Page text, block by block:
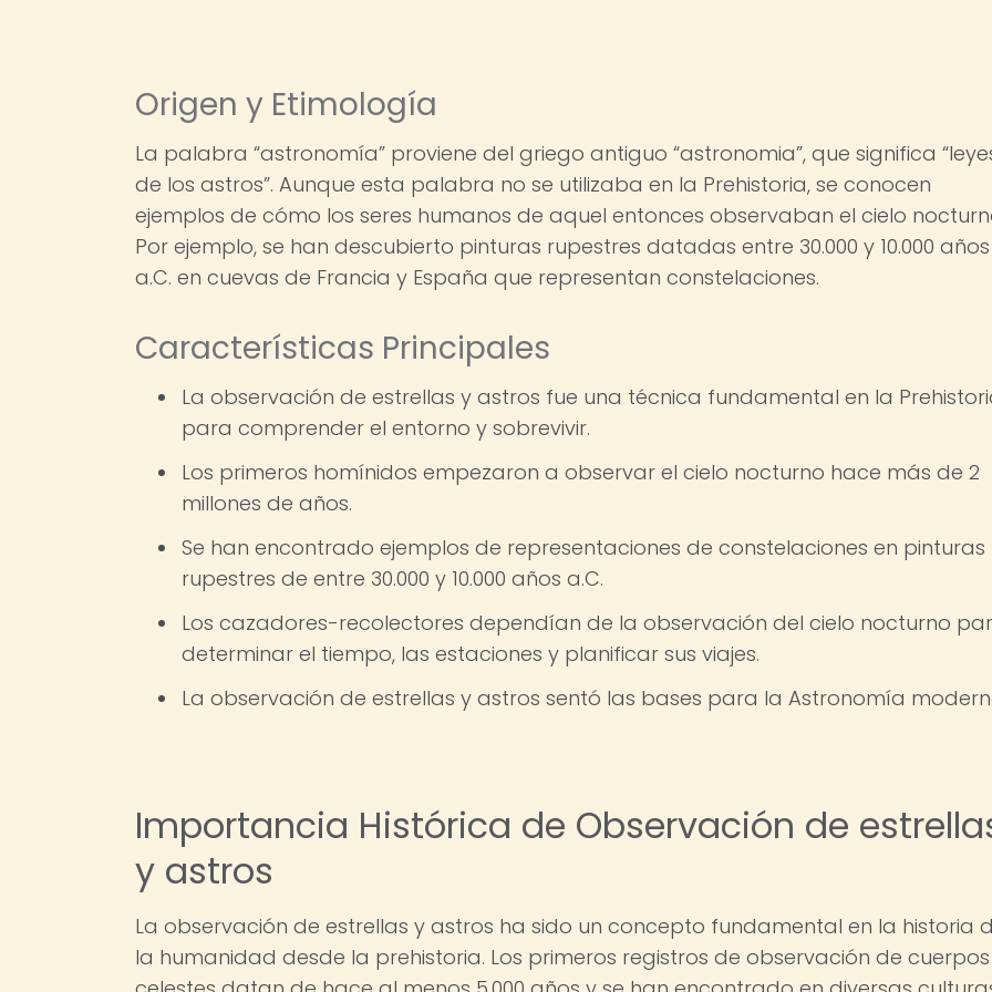
Origen y Etimología
La palabra “astronomía” proviene del griego antiguo “astronomia”, que significa
de los astros”. Aunque esta palabra no se utilizaba en la Prehistoria, se conocen
ejemplos de cómo los seres humanos de aquel entonces observaban el cielo
Por ejemplo, se han descubierto pinturas rupestres datadas entre 30.000 y 10.000 años
a.C. en cuevas de Francia y España que representan constelaciones.
Características Principales
La observación de estrellas y astros fue una técnica fundamental en la
para comprender el entorno y sobrevivir.
Los primeros homínidos empezaron a observar el cielo nocturno hace más de 2
millones de años.
Se han encontrado ejemplos de representaciones de constelaciones en pinturas
rupestres de entre 30.000 y 10.000 años a.C.
Los cazadores-recolectores dependían de la observación del cielo nocturno
determinar el tiempo, las estaciones y planificar sus viajes.
La observación de estrellas y astros sentó las bases para la Astronomía
Importancia Histórica de Observación de
y astros
La observación de estrellas y astros ha sido un concepto fundamental en la historia
la humanidad desde la prehistoria. Los primeros registros de observación de cuerpos